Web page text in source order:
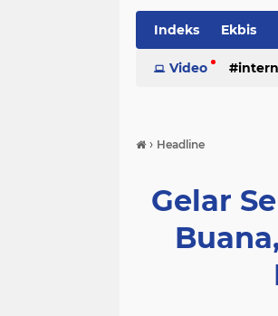
Indeks Ekbis
Video
› Headline
Gelar